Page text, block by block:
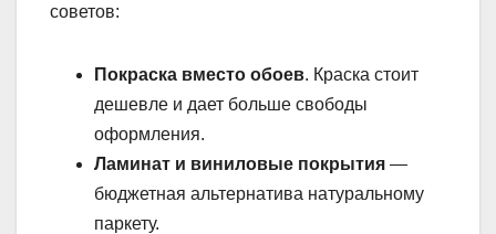
советов:
Покраска вместо обоев. Краска стоит
дешевле и дает больше свободы
оформления.
Ламинат и виниловые покрытия —
бюджетная альтернатива натуральному
паркету.